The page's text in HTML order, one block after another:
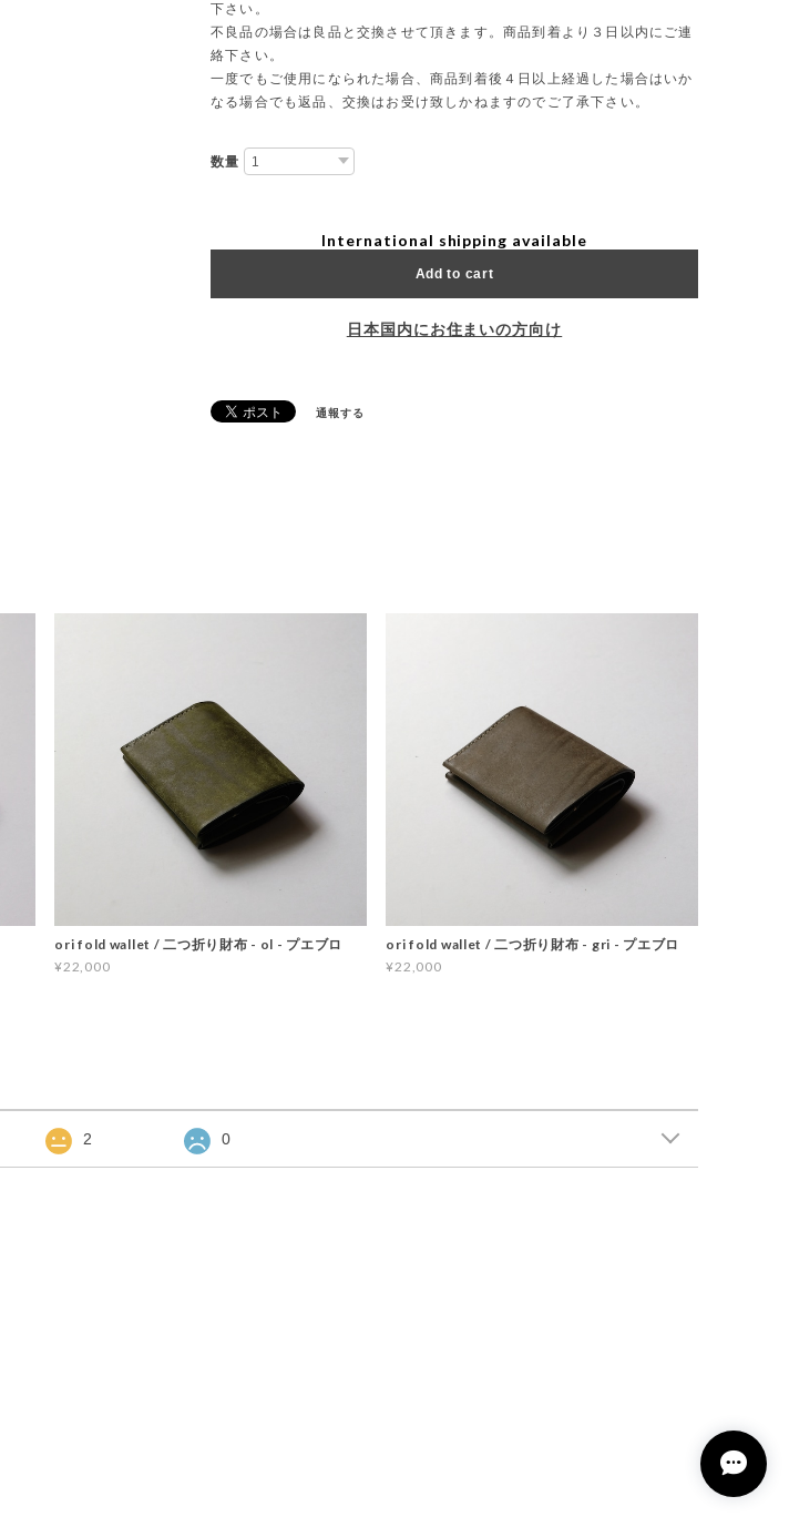
下さい。
不良品の場合は良品と交換させて頂きます。商品到着より３日以内にご連
絡下さい。
一度でもご使用になられた場合、商品到着後４日以上経過した場合はいか
なる場合でも返品、交換はお受け致しかねますのでご了承下さい。
数量
International shipping available
Add to cart
日本国内にお住まいの方向け
通報する
ori fold wallet / 二つ折り財布 - ol - プエブロ
¥22,000
ori fold wallet / 二つ折り財布 - gri - プエブロ
¥22,000
2 0